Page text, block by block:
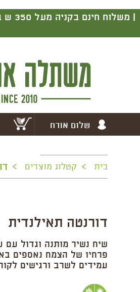
שלום אורח
בית > קטלוג מוצרים >
דורנטה תאילנדית
שיח נשיר מותנה וגדול
פרחיו של הצמח נאספים
עמידים לשרב ורגישים